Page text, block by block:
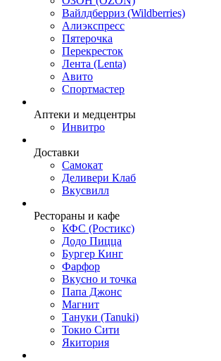
Вайлдберриз (Wildberries)
Алиэкспресс
Пятерочка
Перекресток
Лента (Lenta)
Авито
Спортмастер
Аптеки и медцентры
Инвитро
Доставки
Самокат
Деливери Клаб
Вкусвилл
Рестораны и кафе
КФС (Ростикс)
Додо Пицца
Бургер Кинг
Фарфор
Вкусно и точка
Папа Джонс
Магнит
Тануки (Tanuki)
Токио Сити
Якитория